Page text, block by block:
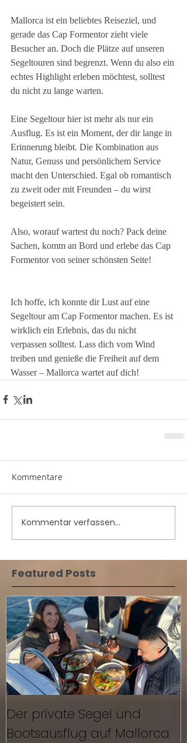
Mallorca ist ein beliebtes Reiseziel, und
gerade das Cap Formentor zieht viele
Besucher an. Doch die Plätze auf unseren
Segeltouren sind begrenzt. Wenn du also ein
echtes Highlight erleben möchtest, solltest
du nicht zu lange warten.
Eine Segeltour hier ist mehr als nur ein
Ausflug. Es ist ein Moment, der dir lange in
Erinnerung bleibt. Die Kombination aus
Natur, Genuss und persönlichem Service
macht den Unterschied. Egal ob romantisch
zu zweit oder mit Freunden – du wirst
begeistert sein.
Also, worauf wartest du noch? Pack deine
Sachen, komm an Bord und erlebe das Cap
Formentor von seiner schönsten Seite!
Ich hoffe, ich konnte dir Lust auf eine
Segeltour am Cap Formentor machen. Es ist
wirklich ein Erlebnis, das du nicht
verpassen solltest. Lass dich vom Wind
treiben und genieße die Freiheit auf dem
Wasser – Mallorca wartet auf dich!
Kommentare
Kommentar verfassen...
Featured Posts
Der private Segel und
Bootsausflug auf Mallorca